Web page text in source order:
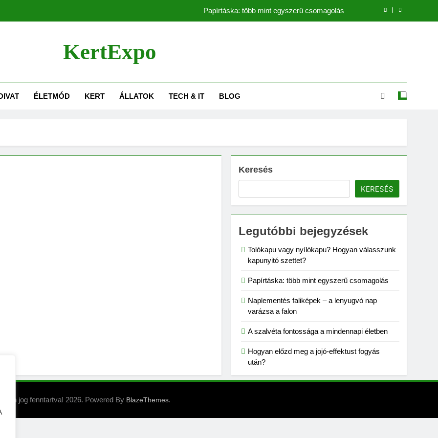
Papírtáska: több mint egyszerű csomagolás
Papírtáska: több mint egyszerű csomagolás
KertExpo
ÉLETMÓD KERT ÁLLATOK TECH & IT BLOG
Keresés
KERESÉS
Legutóbbi bejegyzések
Tolókapu vagy nyílókapu? Hogyan válasszunk
kapunyitó szettet?
Papírtáska: több mint egyszerű csomagolás
Naplementés faliképek – a lenyugvó nap
varázsa a falon
A szalvéta fontossága a mindennapi életben
Hogyan előzd meg a jojó-effektust fogyás
után?
jog fenntartva! 2026. Powered By BlazeThemes.